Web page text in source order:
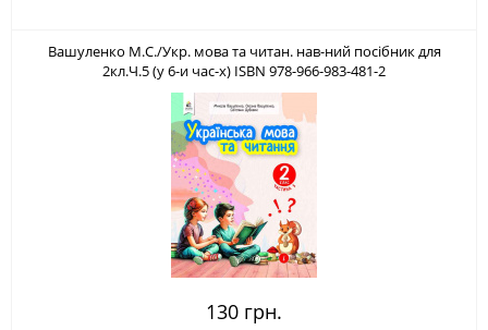
Вашуленко М.С./Укр. мова та читан. нав-ний посібник для
2кл.Ч.5 (у 6-и час-х) ISBN 978-966-983-481-2
130 грн.